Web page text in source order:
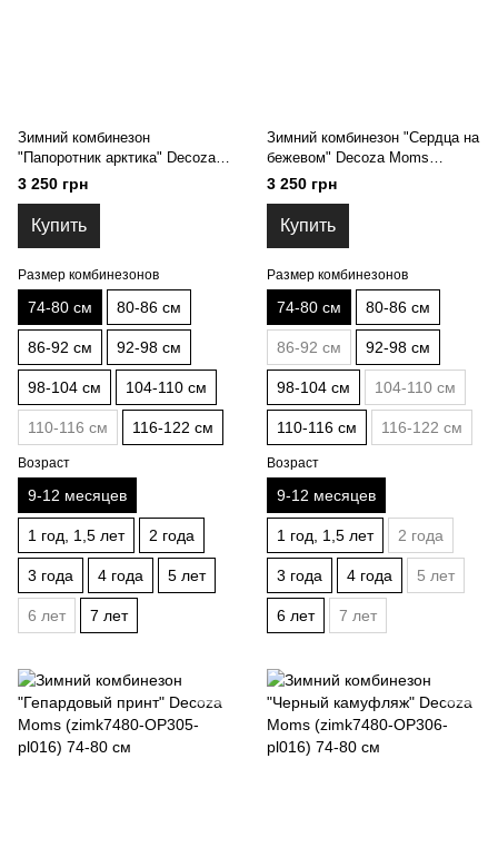
Зимний комбинезон
"Папоротник арктика" Decoza
Moms (zimk7480-OP303-pl04)
74-80 см
3 250 грн
Купить
Размер комбинезонов
74-80 см 80-86 см
86-92 см 92-98 см
98-104 см 104-110 см
110-116 см 116-122 см
Возраст
9-12 месяцев
1 год, 1,5 лет 2 года
3 года 4 года 5 лет
6 лет 7 лет
Зимний комбинезон "Сердца на
бежевом" Decoza Moms
(zimk7480-OP304-pl016) 74-80
3 250 грн
Купить
Размер комбинезонов
74-80 см 80-86 см
86-92 см 92-98 см
98-104 см 104-110 см
110-116 см 116-122 см
Возраст
9-12 месяцев
1 год, 1,5 лет 2 года
3 года 4 года 5 лет
6 лет 7 лет